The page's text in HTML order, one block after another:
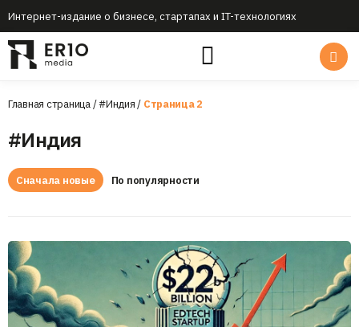
Интернет-издание о бизнесе, стартапах и IT-технологиях
Главная страница/#Индия/ Страница 2
#Индия
Сначала новые По популярности